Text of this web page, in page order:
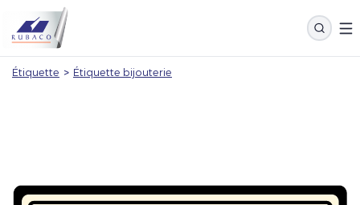
Étiquette > Étiquette bijouterie